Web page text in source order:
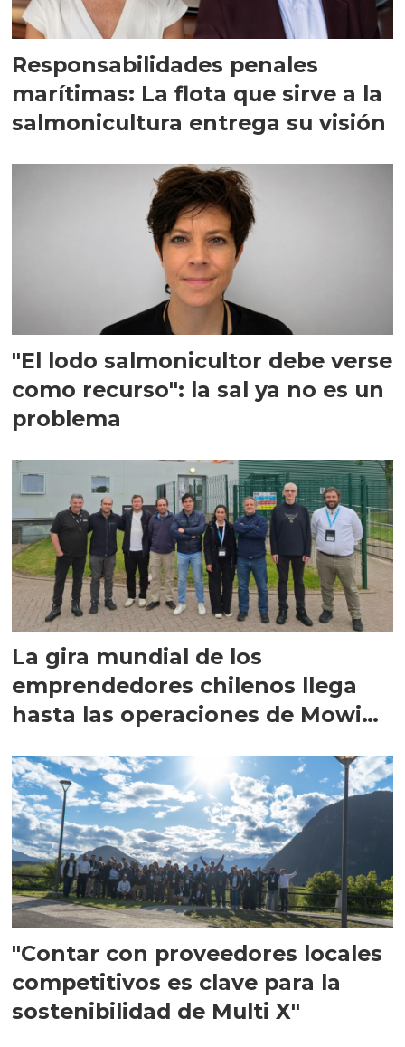
Responsabilidades penales
marítimas: La flota que sirve a la
salmonicultura entrega su visión
"El lodo salmonicultor debe verse
como recurso": la sal ya no es un
problema
La gira mundial de los
emprendedores chilenos llega
hasta las operaciones de Mowi
"Contar con proveedores locales
competitivos es clave para la
sostenibilidad de Multi X"